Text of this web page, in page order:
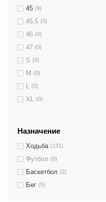
45 (6)
45,5 (0)
46 (0)
47 (0)
S (0)
M (0)
L (0)
XL (0)
Назначение
Ходьба (131)
Футбол (0)
Баскетбол (2)
Бег (5)